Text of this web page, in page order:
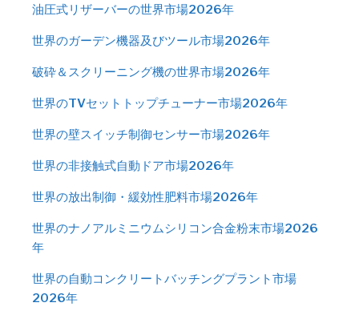
油圧式リザーバーの世界市場2026年
世界のガーデン機器及びツール市場2026年
破砕＆スクリーニング機の世界市場2026年
世界のTVセットトップチューナー市場2026年
世界の壁スイッチ制御センサー市場2026年
世界の非接触式自動ドア市場2026年
世界の放出制御・緩効性肥料市場2026年
世界のナノアルミニウムシリコン合金粉末市場2026
年
世界の自動コンクリートバッチングプラント市場
2026年